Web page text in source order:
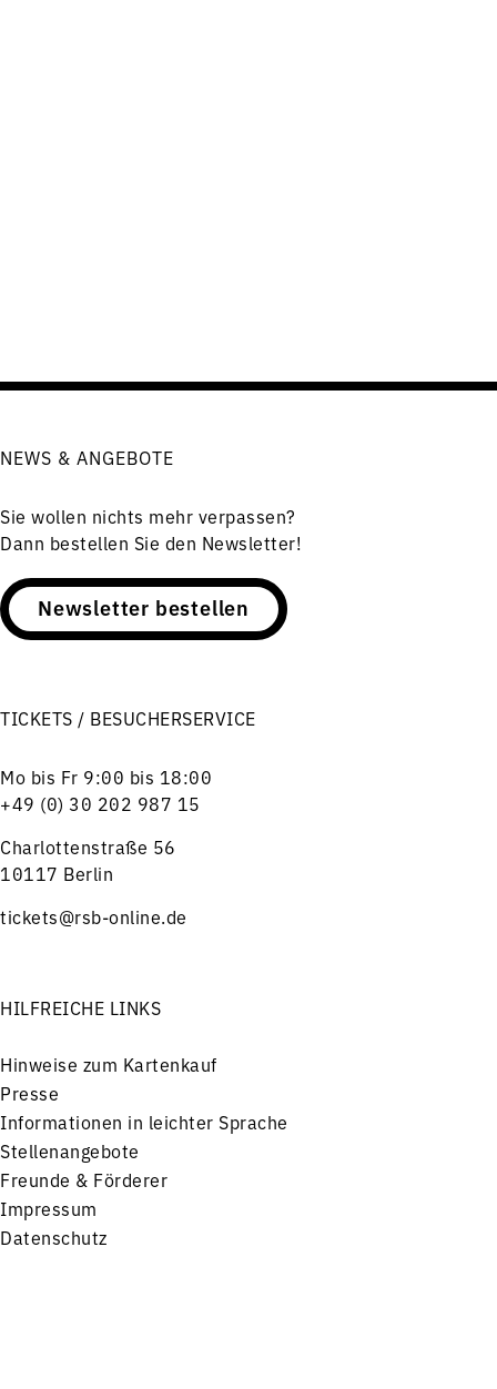
NEWS & ANGEBOTE
Sie wollen nichts mehr verpassen?
Dann bestellen Sie den Newsletter!
Newsletter bestellen
TICKETS / BESUCHERSERVICE
Mo bis Fr 9:00 bis 18:00
+49 (0) 30 202 987 15
Charlottenstraße 56
10117 Berlin
tickets@rsb-online.de
HILFREICHE LINKS
Hinweise zum Kartenkauf
Presse
Informationen in leichter Sprache
Stellenangebote
Freunde & Förderer
Impressum
Datenschutz